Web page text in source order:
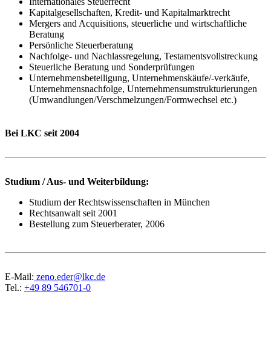
Kapitalgesellschaften, Kredit- und Kapitalmarktrecht
Mergers and Acquisitions, steuerliche und wirtschaftliche
Beratung
Persönliche Steuerberatung
Nachfolge- und Nachlassregelung, Testamentsvollstreckung
Steuerliche Beratung und Sonderprüfungen
Unternehmensbeteiligung, Unternehmenskäufe/-verkäufe,
Unternehmensnachfolge, Unternehmensumstrukturierungen
(Umwandlungen/Verschmelzungen/Formwechsel etc.)
Bei LKC seit 2004
Studium / Aus- und Weiterbildung:
Studium der Rechtswissenschaften in München
Rechtsanwalt seit 2001
Bestellung zum Steuerberater, 2006
E-Mail: zeno.eder@lkc.de
Tel.: +49 89 546701-0